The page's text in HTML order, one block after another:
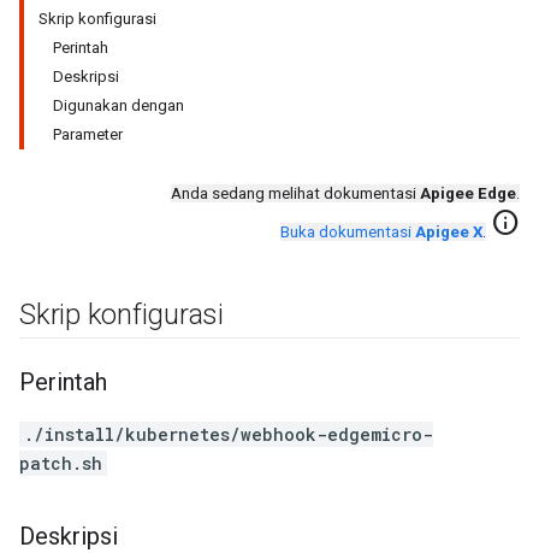
Skrip konfigurasi
Perintah
Deskripsi
Digunakan dengan
Parameter
Anda sedang melihat dokumentasi Apigee Edge.
Buka dokumentasi Apigee X. info
Skrip konfigurasi
Perintah
./install/kubernetes/webhook-edgemicro-
patch.sh
Deskripsi